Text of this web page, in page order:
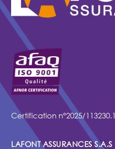
Certification n°2025/113230.1
LAFONT ASSURANCES S.A.S